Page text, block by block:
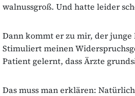
walnussgroß. Und hatte leider
Dann kommt er zu mir, der junge
Stimuliert meinen
Patient gelernt, dass Ärzte
Das muss man erklären: